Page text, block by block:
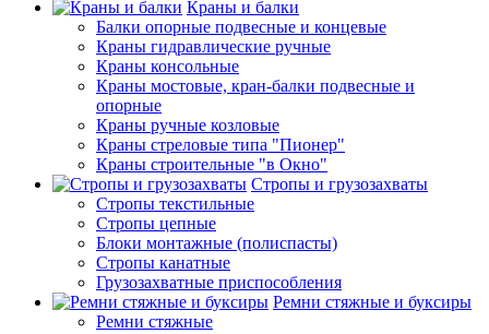
Краны и балки
Балки опорные подвесные и концевые
Краны гидравлические ручные
Краны консольные
Краны мостовые, кран-балки подвесные и
опорные
Краны ручные козловые
Краны стреловые типа "Пионер"
Краны строительные "в Окно"
Стропы и грузозахваты
Стропы текстильные
Стропы цепные
Блоки монтажные (полиспасты)
Стропы канатные
Грузозахватные приспособления
Ремни стяжные и буксиры
Ремни стяжные